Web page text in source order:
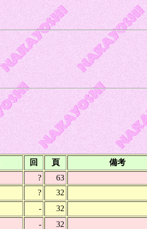
回 頁
備考
?
63
?
32
-
32
- 32